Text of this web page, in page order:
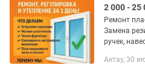
2 000 - 25
Ремонт
Замена
ручек,
Актау, 30